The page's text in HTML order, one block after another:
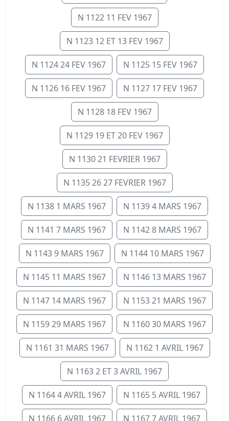
N 1122 11 FEV 1967
N 1123 12 ET 13 FEV 1967
N 1124 24 FEV 1967 N 1125 15 FEV 1967
N 1126 16 FEV 1967 N 1127 17 FEV 1967
N 1128 18 FEV 1967
N 1129 19 ET 20 FEV 1967
N 1130 21 FEVRIER 1967
N 1135 26 27 FEVRIER 1967
N 1138 1 MARS 1967 N 1139 4 MARS 1967
N 1141 7 MARS 1967 N 1142 8 MARS 1967
N 1143 9 MARS 1967 N 1144 10 MARS 1967
N 1145 11 MARS 1967 N 1146 13 MARS 1967
N 1147 14 MARS 1967 N 1153 21 MARS 1967
N 1159 29 MARS 1967 N 1160 30 MARS 1967
N 1161 31 MARS 1967 N 1162 1 AVRIL 1967
N 1163 2 ET 3 AVRIL 1967
N 1164 4 AVRIL 1967 N 1165 5 AVRIL 1967
N 1166 6 AVRIL 1967 N 1167 7 AVRIL 1967